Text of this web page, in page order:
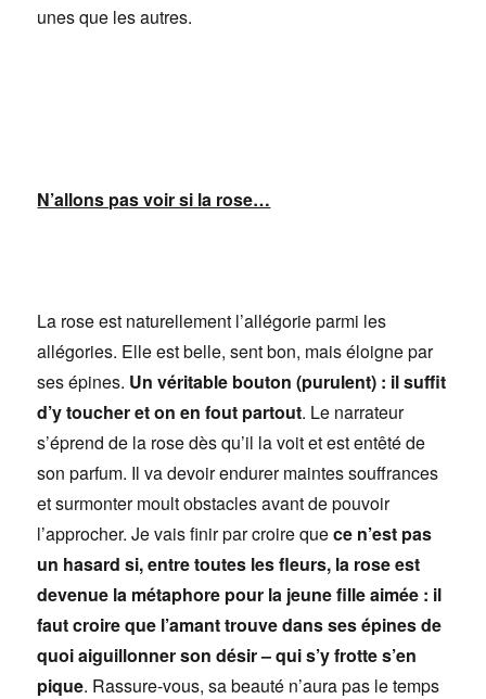
unes que les autres.
N’allons pas voir si la rose…
La rose est naturellement l’allégorie parmi les
allégories. Elle est belle, sent bon, mais éloigne par
ses épines. Un véritable bouton (purulent) : il suffit
d’y toucher et on en fout partout. Le narrateur
s’éprend de la rose dès qu’il la voit et est entêté de
son parfum. Il va devoir endurer maintes souffrances
et surmonter moult obstacles avant de pouvoir
l’approcher. Je vais finir par croire quece n’est pas
un hasard si, entre toutes les fleurs, la rose est
devenue la métaphore pour la jeune fille aimée : il
faut croire que l’amant trouve dans ses épines de
quoi aiguillonner son désir – qui s’y frotte s’en
pique. Rassure-vous, sa beauté n’aura pas le temps